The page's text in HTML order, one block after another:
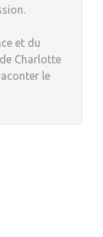
et du
Charlotte
le